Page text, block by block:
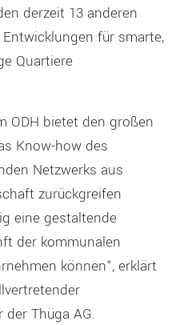
derzeit 13 anderen
für smarte,
Quartiere
ODH bietet den großen
Know-how des
Netzwerks aus
zurückgreifen
eine gestaltende
der kommunalen
können“, erklärt
Thüga AG.